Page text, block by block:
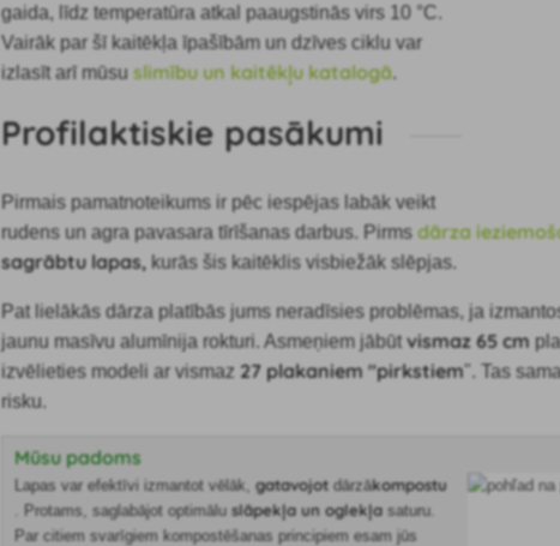
gaida, līdz temperatūra atkal paaugstinās virs 10 °C.
Vairāk par šī kaitēkļa īpašībām un dzīves ciklu var
izlasīt arī mūsuslimību un kaitēkļu katalogā.
Profilaktiskie pasākumi
Pirmais pamatnoteikums ir pēc iespējas labāk veikt
rudens un agra pavasara tīrīšanas darbus. Pirmsdārza
sagrābtu lapas, kurās šis kaitēklis visbiežāk slēpjas.
Pat lielākās dārza platībās jums neradīsies problēmas, ja
jaunu masīvu alumīnija rokturi. Asmeņiem jābūtvismaz 65 cm
izvēlieties modeli ar vismaz 27 plakaniem "pirkstiem". Tas
risku.
Mūsu padoms
Lapas var efektīvi izmantot vēlāk,gatavojotdārzākompostu
. Protams, saglabājot optimāluslāpekļa un oglekļasaturu.
Par citiem svarīgiem kompostēšanas principiem esam jūs